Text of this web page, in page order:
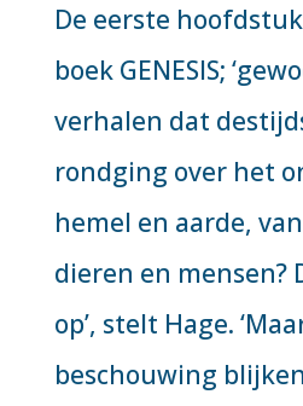
De eerste
boek GENESIS;
verhalen dat
rondging over het
hemel en aarde,
dieren en mensen?
op’, stelt Hage.
beschouwing